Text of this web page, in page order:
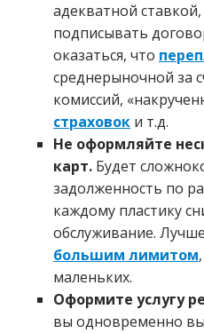
адекватной
подписывать
оказаться, что
среднерыночной за
комиссий,
страховок и т.д.
Не оформляйте
карт. Будет
задолженность по
каждому пластику
обслуживание. Лучше
большим лимитом
маленьких.
Оформите услугу
вы одновременно